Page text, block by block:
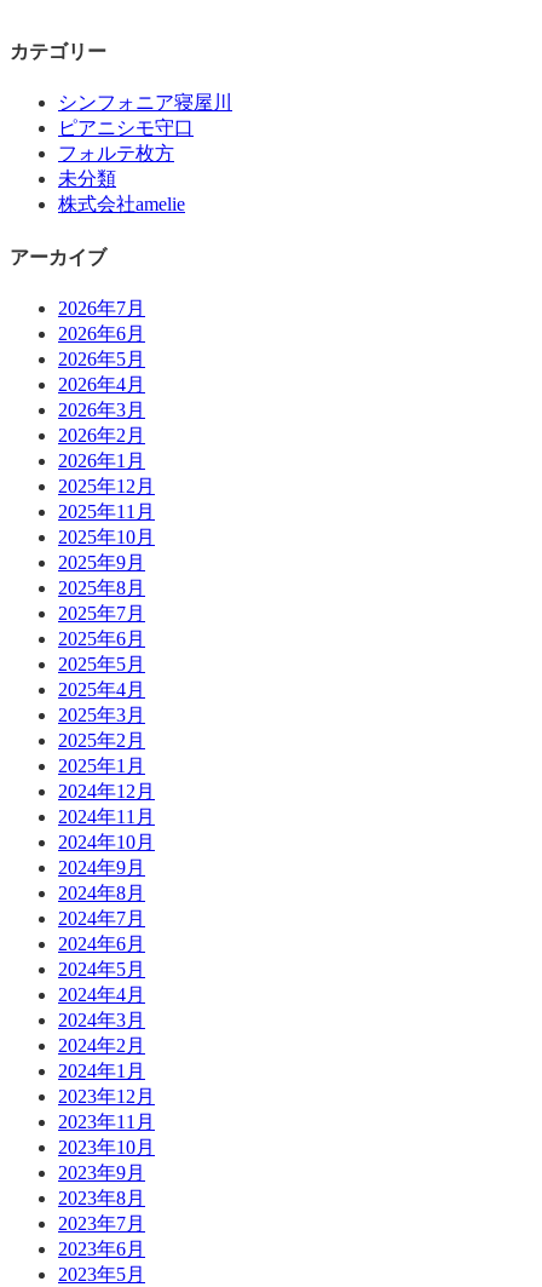
カテゴリー
シンフォニア寝屋川
ピアニシモ守口
フォルテ枚方
未分類
株式会社amelie
アーカイブ
2026年7月
2026年6月
2026年5月
2026年4月
2026年3月
2026年2月
2026年1月
2025年12月
2025年11月
2025年10月
2025年9月
2025年8月
2025年7月
2025年6月
2025年5月
2025年4月
2025年3月
2025年2月
2025年1月
2024年12月
2024年11月
2024年10月
2024年9月
2024年8月
2024年7月
2024年6月
2024年5月
2024年4月
2024年3月
2024年2月
2024年1月
2023年12月
2023年11月
2023年10月
2023年9月
2023年8月
2023年7月
2023年6月
2023年5月